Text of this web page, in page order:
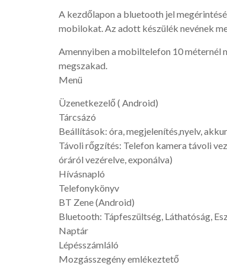
A kezdőlapon a bluetooth jel
mobilokat. Az adott készülék nevének
Amennyiben a mobiltelefon 10 méternél
megszakad.
Menü
Üzenetkezelő ( Android)
Tárcsázó
Beállítások: óra, megjelenítés,nyelv,
Távoli rőgzítés: Telefon kamera távoli
óráról vezérelve, exponálva)
Hívásnapló
Telefonykönyv
BT Zene (Android)
Bluetooth: Tápfeszültség, Láthatóság,
Naptár
Lépésszámláló
Mozgásszegény emlékeztető